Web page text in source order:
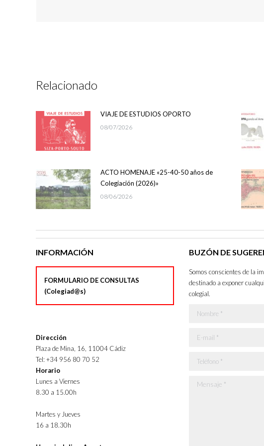
Relacionado
VIAJE DE ESTUDIOS OPORTO
08/07/2026
ACTO HOMENAJE «25-40-50 años de
Colegiación (2026)»
08/06/2026
INFORMACIÓN
FORMULARIO DE CONSULTAS
(Colegiad@s)
Dirección
Plaza de Mina, 16, 11004 Cádiz
Tel: +34 956 80 70 52
Horario
Lunes a Viernes
8.30 a 15.00h
Martes y Jueves
16 a 18.30h
BUZÓN DE
Somos conscientes de la
destinado a exponer
colegial.
Nombre *
E-mail *
Teléfono *
Mensaje *